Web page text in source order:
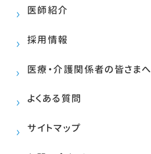
医師紹介
採用情報
医療・介護関係者の皆さまへ
よくある質問
サイトマップ